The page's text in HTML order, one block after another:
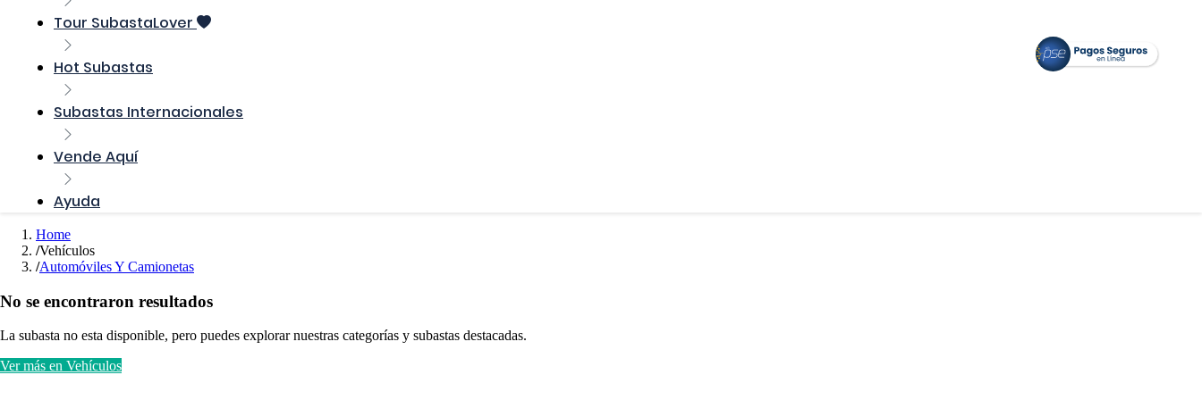
Tour SubastaLover
Hot Subastas
Subastas Internacionales
Vende Aquí
Ayuda
Home
Vehículos
Automóviles Y Camionetas
No se encontraron resultados
La subasta no esta disponible, pero puedes explorar nuestras categorías y subastas destacadas.
Ver más en Vehículos